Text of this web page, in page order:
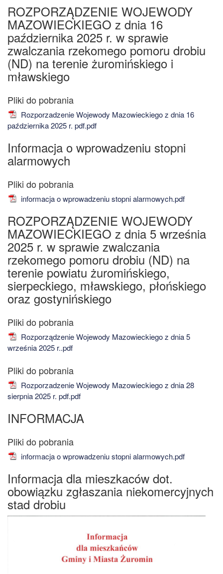
ROZPORZĄDZENIE WOJEWODY
MAZOWIECKIEGO z dnia 16
października 2025 r. w sprawie
zwalczania rzekomego pomoru drobiu
(ND) na terenie żuromińskiego i
mławskiego
Rozporzadzenie Wojewody Mazowieckiego z dnia 16
października 2025 r. pdf.pdf
Informacja o wprowadzeniu stopni
alarmowych
informacja o wprowadzeniu stopni alarmowych.pdf
ROZPORZĄDZENIE WOJEWODY
MAZOWIECKIEGO z dnia 5 września
2025 r. w sprawie zwalczania
rzekomego pomoru drobiu (ND) na
terenie powiatu żuromińskiego,
sierpeckiego, mławskiego, płońskiego
oraz gostynińskiego
Rozporządzenie Wojewody Mazowieckiego z dnia 5
września 2025 r..pdf
Rozporzadzenie Wojewody Mazowieckiego z dnia 28
sierpnia 2025 r. pdf.pdf
INFORMACJA
informacja o wprowadzeniu stopni alarmowych.pdf
Informacja dla mieszkaców dot.
obowiązku zgłaszania niekomercyjnych
stad drobiu